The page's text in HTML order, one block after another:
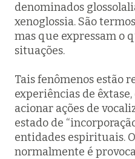
denominados
xenoglossia. São
mas que expressam o
situações.
Tais fenômenos estão
experiências de
acionar ações de
estado de
entidades espirituais.
normalmente é